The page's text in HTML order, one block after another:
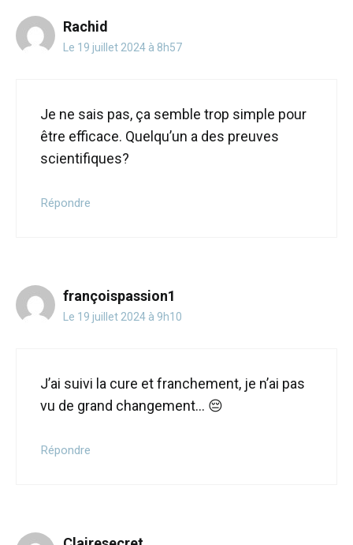
Rachid
Le 19 juillet 2024 à 8h57
Je ne sais pas, ça semble trop simple pour
être efficace. Quelqu’un a des preuves
scientifiques?
Répondre
françoispassion1
Le 19 juillet 2024 à 9h10
J’ai suivi la cure et franchement, je n’ai pas
vu de grand changement… 😔
Répondre